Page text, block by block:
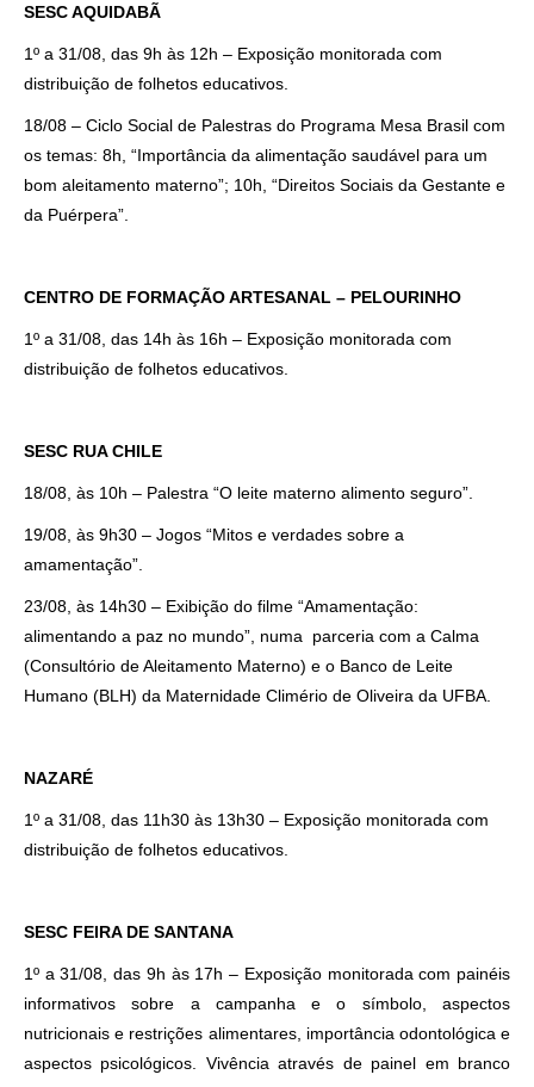
SESC AQUIDABÃ
1º a 31/08, das 9h às 12h – Exposição monitorada com
distribuição de folhetos educativos.
18/08 – Ciclo Social de Palestras do Programa Mesa Brasil com
os temas: 8h, “Importância da alimentação saudável para um
bom aleitamento materno”; 10h, “Direitos Sociais da Gestante e
da Puérpera”.
CENTRO DE FORMAÇÃO ARTESANAL – PELOURINHO
1º a 31/08, das 14h às 16h – Exposição monitorada com
distribuição de folhetos educativos.
SESC RUA CHILE
18/08, às 10h – Palestra “O leite materno alimento seguro”.
19/08, às 9h30 – Jogos “Mitos e verdades sobre a
amamentação”.
23/08, às 14h30 – Exibição do filme “Amamentação:
alimentando a paz no mundo”, numa parceria com a Calma
(Consultório de Aleitamento Materno) e o Banco de Leite
Humano (BLH) da Maternidade Climério de Oliveira da UFBA.
NAZARÉ
1º a 31/08, das 11h30 às 13h30 – Exposição monitorada com
distribuição de folhetos educativos.
SESC FEIRA DE SANTANA
1º a 31/08, das 9h às 17h – Exposição monitorada com painéis
informativos sobre a campanha e o símbolo, aspectos
nutricionais e restrições alimentares, importância odontológica e
aspectos psicológicos. Vivência através de painel em branco